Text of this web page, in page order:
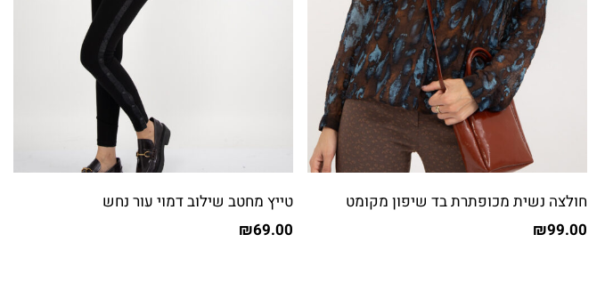
חולצה נשית מכופתרת בד שיפון מקומט
₪99.00
טייץ מחטב שילוב דמוי עור נחש
₪69.00